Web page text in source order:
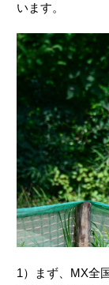
います。
1）まず、MX全